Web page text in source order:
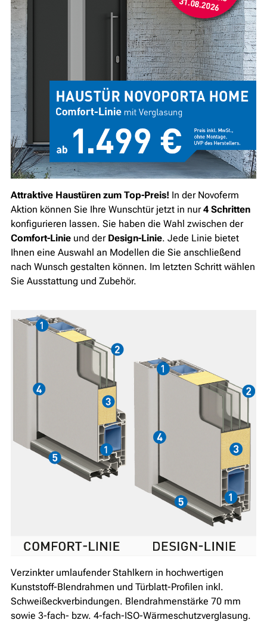
Attraktive Haustüren zum Top-Preis! In der Novoferm
Aktion können Sie Ihre Wunschtür jetzt in nur4 Schritten
konfigurieren lassen. Sie haben die Wahl zwischen der
Comfort-Linie und der Design-Linie. Jede Linie bietet
Ihnen eine Auswahl an Modellen die Sie anschließend
nach Wunsch gestalten können. Im letzten Schritt wählen
Sie Ausstattung und Zubehör.
Verzinkter umlaufender Stahlkern in hochwertigen
Kunststoff-Blendrahmen und Türblatt-Profilen inkl.
Schweißeckverbindungen. Blendrahmenstärke 70 mm
sowie 3-fach- bzw. 4-fach-ISO-Wärmeschutzverglasung.